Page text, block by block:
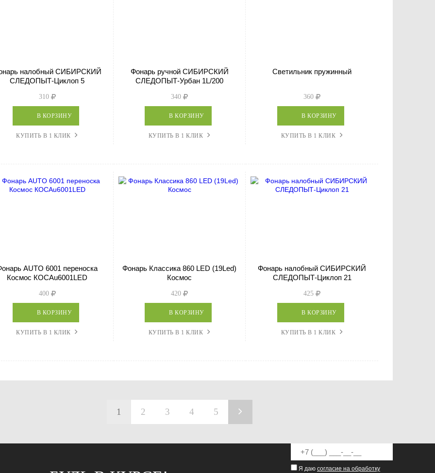
налобный СИБИРСКИЙ
СЛЕДОПЫТ-Циклоп 5
310
В КОРЗИНУ
КУПИТЬ В 1 КЛИК
Фонарь ручной СИБИРСКИЙ
СЛЕДОПЫТ-Урбан 1L/200
340
В КОРЗИНУ
КУПИТЬ В 1 КЛИК
Светильник пружинный
360
В КОРЗИНУ
КУПИТЬ В 1 КЛИК
AUTO 6001 переноска
Космос КОСАu6001LED
400
В КОРЗИНУ
КУПИТЬ В 1 КЛИК
Фонарь Классика 860 LED (19Led)
Космос
420
В КОРЗИНУ
КУПИТЬ В 1 КЛИК
Фонарь налобный СИБИРСКИЙ
СЛЕДОПЫТ-Циклоп 21
425
В КОРЗИНУ
КУПИТЬ В 1 КЛИК
1 2 3 4 5
Я даю согласие на обработку